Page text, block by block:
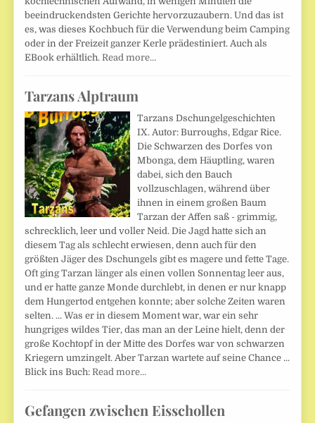
beeindruckendsten Gerichte hervorzuzaubern. Und das ist
es, was dieses Kochbuch für die Verwendung beim Camping
oder in der Freizeit ganzer Kerle prädestiniert. Auch als
EBook erhältlich. Read more…
Tarzans Alptraum
Tarzans Dschungelgeschichten
IX. Autor: Burroughs, Edgar Rice.
Die Schwarzen des Dorfes von
Mbonga, dem Häuptling, waren
dabei, sich den Bauch
vollzuschlagen, während über
ihnen in einem großen Baum
Tarzan der Affen saß - grimmig,
schrecklich, leer und voller Neid. Die Jagd hatte sich an
diesem Tag als schlecht erwiesen, denn auch für den
größten Jäger des Dschungels gibt es magere und fette Tage.
Oft ging Tarzan länger als einen vollen Sonnentag leer aus,
und er hatte ganze Monde durchlebt, in denen er nur knapp
dem Hungertod entgehen konnte; aber solche Zeiten waren
selten. ... Was er in diesem Moment war, war ein sehr
hungriges wildes Tier, das man an der Leine hielt, denn der
große Kochtopf in der Mitte des Dorfes war von schwarzen
Kriegern umzingelt. Aber Tarzan wartete auf seine Chance ...
Blick ins Buch:Read more…
Gefangen zwischen Eisschollen